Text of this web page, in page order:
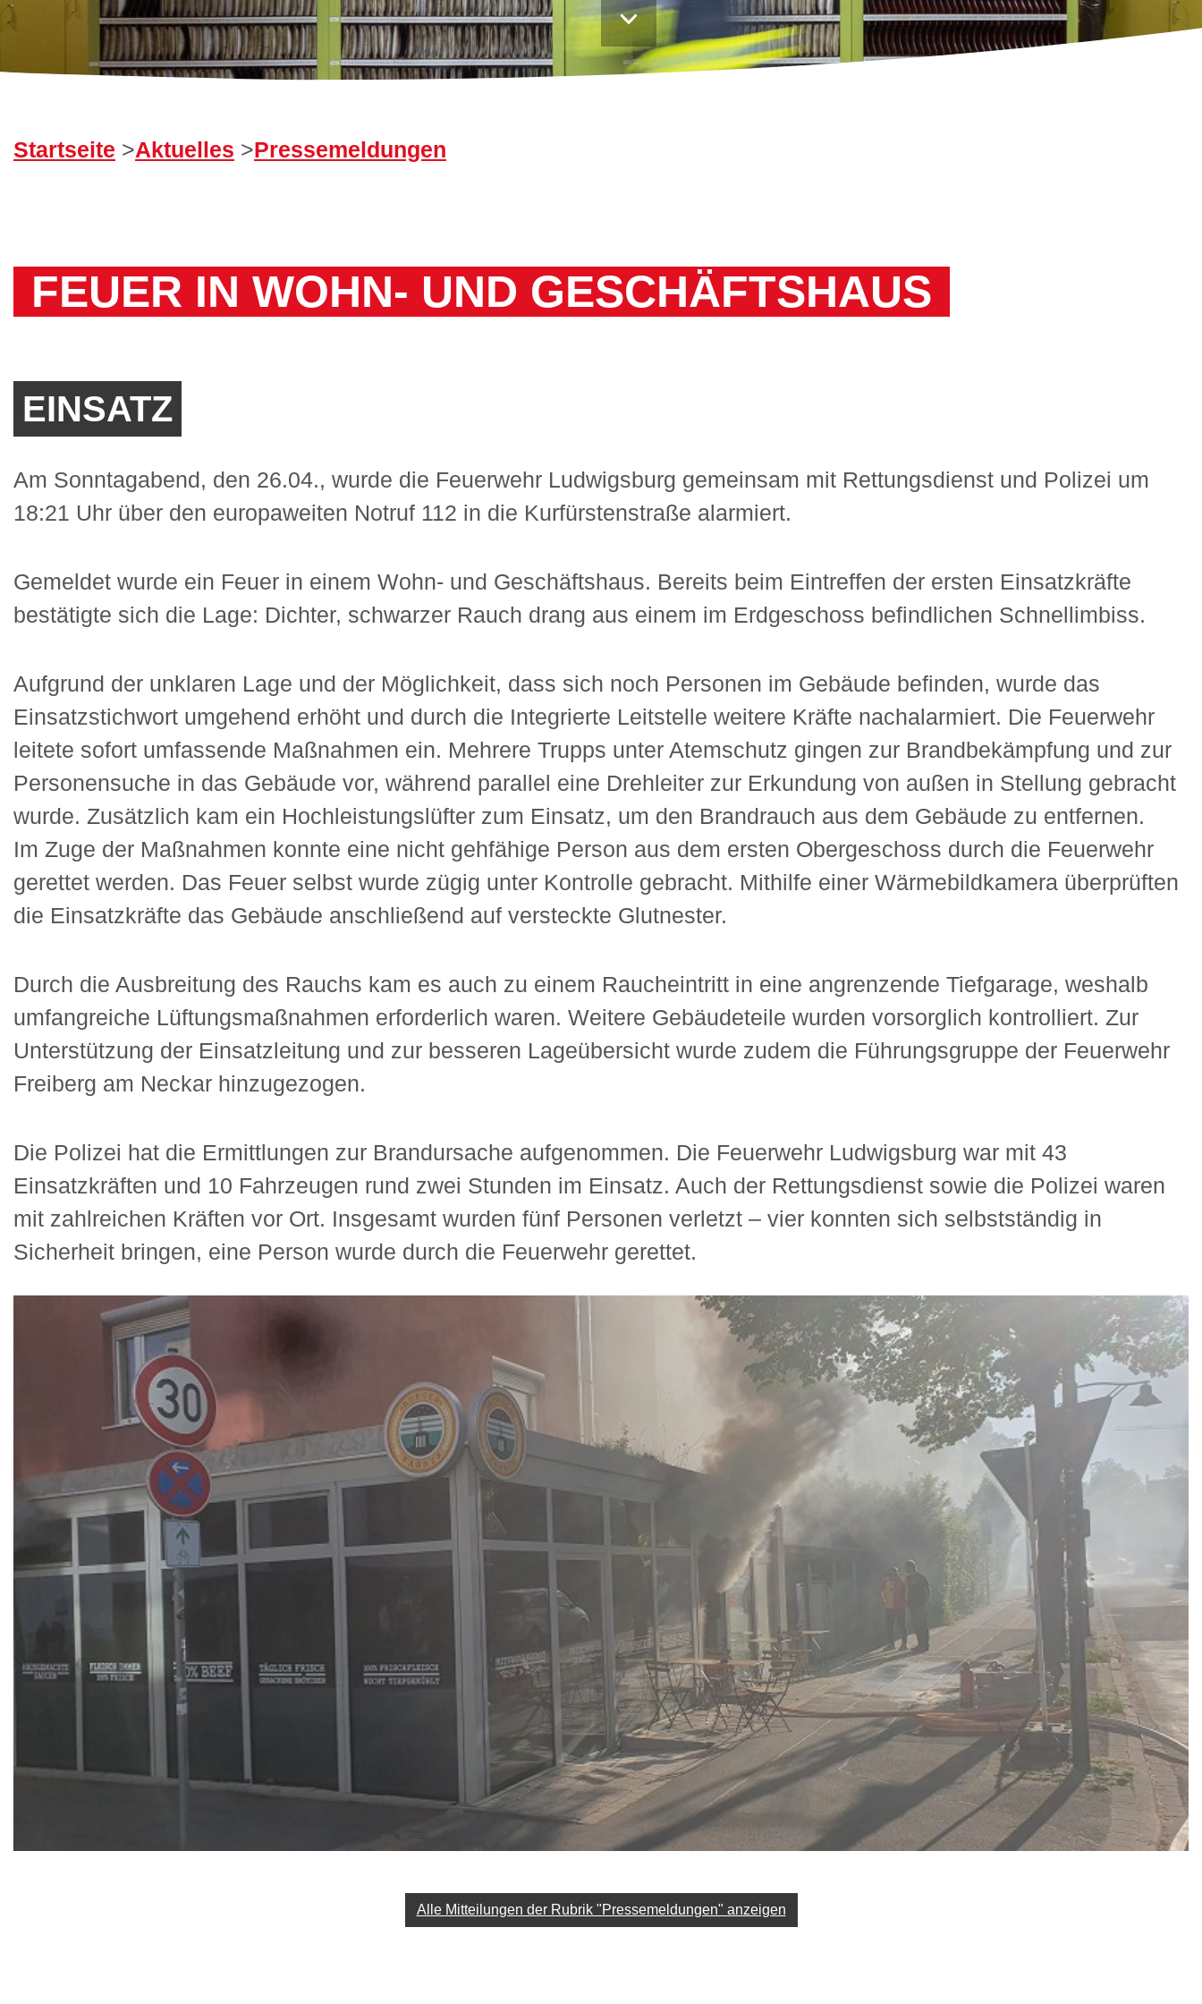
Praktikum und BUFDI
Feedback
Startseite >Aktuelles >Pressemeldungen
FEUER IN WOHN- UND GESCHÄFTSHAUS
EINSATZ
Am Sonntagabend, den 26.04., wurde die Feuerwehr Ludwigsburg gemeinsam mit Rettungsdienst und Polizei um
18:21 Uhr über den europaweiten Notruf 112 in die Kurfürstenstraße alarmiert.
Gemeldet wurde ein Feuer in einem Wohn- und Geschäftshaus. Bereits beim Eintreffen der ersten Einsatzkräfte
bestätigte sich die Lage: Dichter, schwarzer Rauch drang aus einem im Erdgeschoss befindlichen Schnellimbiss.
Aufgrund der unklaren Lage und der Möglichkeit, dass sich noch Personen im Gebäude befinden, wurde das
Einsatzstichwort umgehend erhöht und durch die Integrierte Leitstelle weitere Kräfte nachalarmiert. Die Feuerwehr
leitete sofort umfassende Maßnahmen ein. Mehrere Trupps unter Atemschutz gingen zur Brandbekämpfung und zur
Personensuche in das Gebäude vor, während parallel eine Drehleiter zur Erkundung von außen in Stellung gebracht
wurde. Zusätzlich kam ein Hochleistungslüfter zum Einsatz, um den Brandrauch aus dem Gebäude zu entfernen.
Im Zuge der Maßnahmen konnte eine nicht gehfähige Person aus dem ersten Obergeschoss durch die Feuerwehr
gerettet werden. Das Feuer selbst wurde zügig unter Kontrolle gebracht. Mithilfe einer Wärmebildkamera überprüften
die Einsatzkräfte das Gebäude anschließend auf versteckte Glutnester.
Durch die Ausbreitung des Rauchs kam es auch zu einem Raucheintritt in eine angrenzende Tiefgarage, weshalb
umfangreiche Lüftungsmaßnahmen erforderlich waren. Weitere Gebäudeteile wurden vorsorglich kontrolliert. Zur
Unterstützung der Einsatzleitung und zur besseren Lageübersicht wurde zudem die Führungsgruppe der Feuerwehr
Freiberg am Neckar hinzugezogen.
Die Polizei hat die Ermittlungen zur Brandursache aufgenommen. Die Feuerwehr Ludwigsburg war mit 43
Einsatzkräften und 10 Fahrzeugen rund zwei Stunden im Einsatz. Auch der Rettungsdienst sowie die Polizei waren
mit zahlreichen Kräften vor Ort. Insgesamt wurden fünf Personen verletzt – vier konnten sich selbstständig in
Sicherheit bringen, eine Person wurde durch die Feuerwehr gerettet.
Alle Mitteilungen der Rubrik "Pressemeldungen" anzeigen